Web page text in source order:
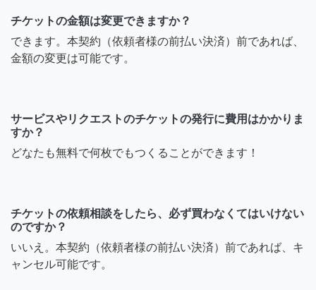
チケットの金額は変更できますか？
できます。本契約（依頼者様の前払い決済）前であれば、
金額の変更は可能です。
サービスやリクエストのチケットの発行に費用はかかりま
すか？
どなたも無料で何枚でもつくることができます！
チケットの依頼相談をしたら、必ず買わなくてはいけない
のですか？
いいえ。本契約（依頼者様の前払い決済）前であれば、キ
ャンセル可能です。